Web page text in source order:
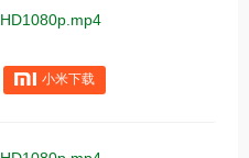
小米下载